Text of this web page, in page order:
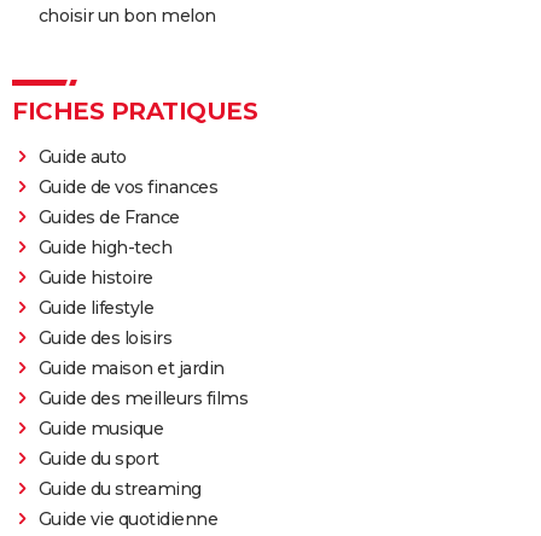
OSS 117 3 : que disent les critiques sur le film ?
The French Dispatch : faut-il voir le dernier Wes
Anderson ? Critiques
La Traversée
Gaston Lagaffe : intrigue, avis, streaming... Tout sur
l'adaptation de la BD culte
choisir un bon melon
FICHES PRATIQUES
Guide auto
Guide de vos finances
Guides de France
Guide high-tech
Guide histoire
Guide lifestyle
Guide des loisirs
Guide maison et jardin
Guide des meilleurs films
Guide musique
Guide du sport
Guide du streaming
Guide vie quotidienne